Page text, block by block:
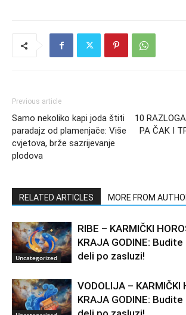
Previous article
Samo nekoliko kapi joda štiti
paradajz od plamenjače: Više
cvjetova, brže sazrijevanje
plodova
10
PA ČAK I
RELATED ARTICLES MORE FROM
Uncategorized
RIBE – KARMIČKI
KRAJA GODINE:
deli po zasluzi!
VODOLIJA – KARMIČKI
KRAJA GODINE: